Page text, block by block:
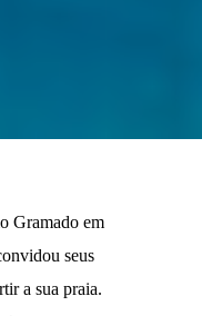
Gramado em
seus
a sua praia.